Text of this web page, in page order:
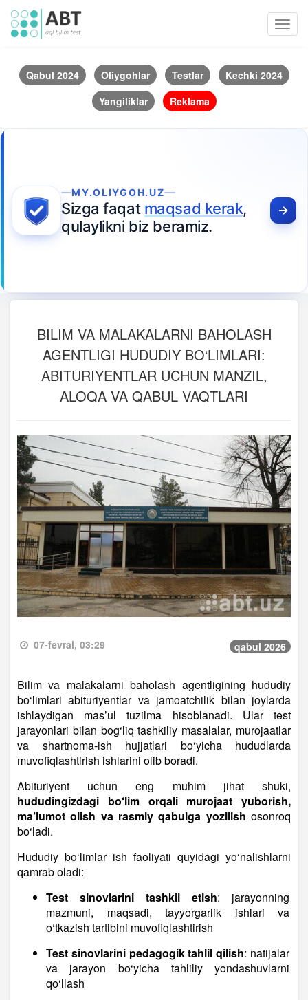
Qabul 2024 Oliygohlar Testlar
Kechki 2024
Yangiliklar
Reklama
MY.OLIYGOH.UZ
Sizga faqat maqsad kerak,
qulaylikni biz beramiz.
BILIM VA MALAKALARNI BAHOLASH
AGENTLIGI HUDUDIY BO‘LIMLARI:
ABITURIYENTLAR UCHUN MANZIL,
ALOQA VA QABUL VAQTLARI
07-fevral, 03:29 qabul 2026
Bilim va malakalarni baholash agentligining hududiy
bo‘limlari abituriyentlar va jamoatchilik bilan joylarda
ishlaydigan mas’ul tuzilma hisoblanadi. Ular test
jarayonlari bilan bog‘liq tashkiliy masalalar, murojaatlar
va shartnoma-ish hujjatlari bo‘yicha hududlarda
muvofiqlashtirish ishlarini olib boradi.
Abituriyent uchun eng muhim jihat shuki,
hududingizdagi bo‘lim orqali murojaat yuborish,
ma’lumot olish va rasmiy qabulga yozilish osonroq
bo‘ladi.
Hududiy bo‘limlar ish faoliyati quyidagi yo‘nalishlarni
qamrab oladi:
Test sinovlarini tashkil etish: jarayonning
mazmuni, maqsadi, tayyorgarlik ishlari va
o‘tkazish tartibini muvofiqlashtirish
Test sinovlarini pedagogik tahlil qilish: natijalar
va jarayon bo‘yicha tahliliy yondashuvlarni
qo‘llash